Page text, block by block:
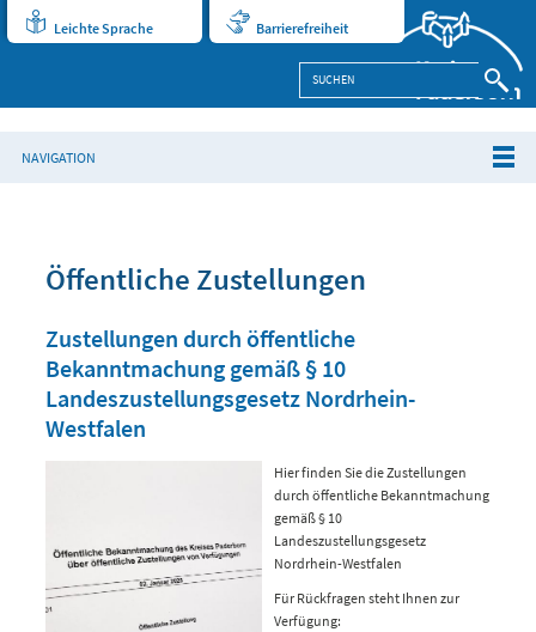
Leichte Sprache Barrierefreiheit
NAVIGATION
Öffentliche Zustellungen
Zustellungen durch öffentliche
Bekanntmachung gemäß § 10
Landeszustellungsgesetz Nordrhein-
Westfalen
Hier finden Sie die Zustellungen
durch öffentliche Bekanntmachung
gemäß § 10
Landeszustellungsgesetz
Nordrhein-Westfalen
Für Rückfragen steht Ihnen zur
Verfügung: